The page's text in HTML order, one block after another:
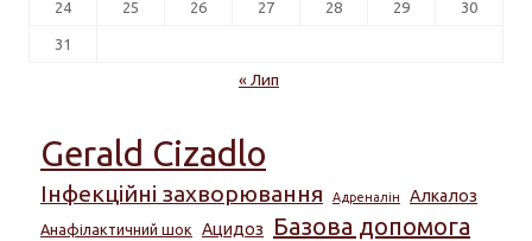
24 25 26 27 28 29 30
31
« Лип
Gerald Cizadlo
Інфекційні захворювання Адреналін Алкалоз
Анафілактичний шок Ацидоз Базова допомога